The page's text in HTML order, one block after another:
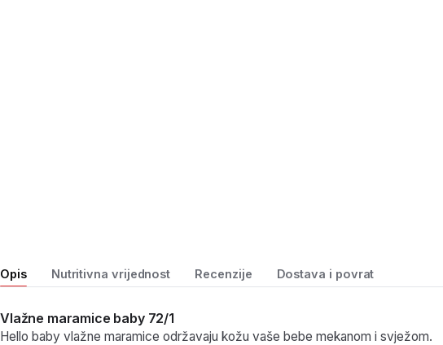
Opis Nutritivna vrijednost Recenzije Dostava i povrat
Vlažne maramice baby 72/1
Hello baby vlažne maramice održavaju kožu vaše bebe mekanom i svježom.